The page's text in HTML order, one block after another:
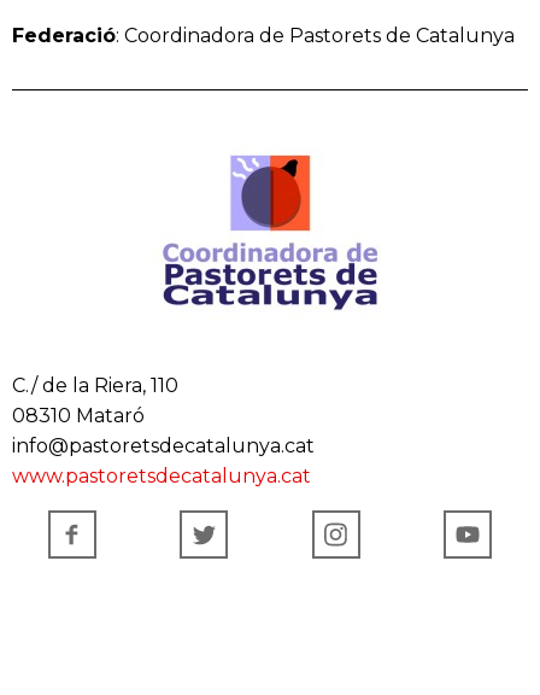
Federació: Coordinadora de Pastorets de Catalunya
C./ de la Riera, 110
08310 Mataró
info@pastoretsdecatalunya.cat
www.pastoretsdecatalunya.cat